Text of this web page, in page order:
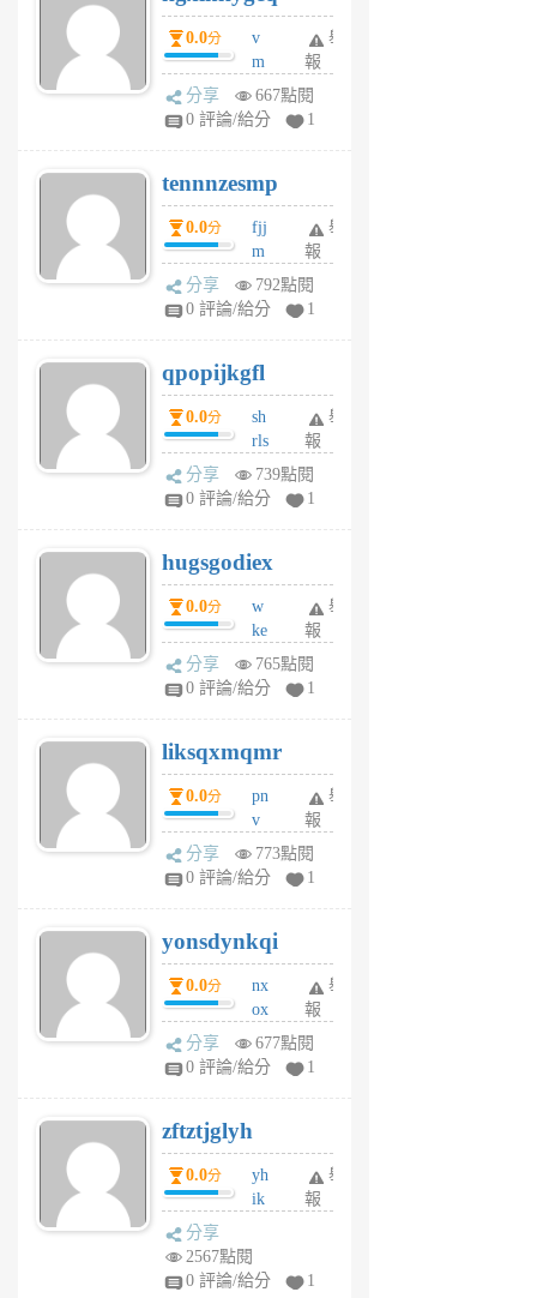
個
月
前
0.0分
v
m
sg
sr
6
個
月
前
舉
報
分享
667點閱
0 評論/給分
1
tennnzesmp
0.0分
fjj
m
w
rs
6
個
月
前
舉
報
分享
792點閱
0 評論/給分
1
qpopijkgfl
0.0分
sh
rls
k
m
6
個
月
前
舉
報
分享
739點閱
0 評論/給分
1
hugsgodiex
0.0分
w
ke
rv
pj
6
個
月
前
舉
報
分享
765點閱
0 評論/給分
1
liksqxmqmr
0.0分
pn
v
wt
sv
6
個
月
前
舉
報
分享
773點閱
0 評論/給分
1
yonsdynkqi
0.0分
nx
ox
rh
pe
月
前
舉
報
分享
677點閱
0 評論/給分
1
zftztjglyh
0.0分
yh
ik
tu
舉
報
分享
2567點閱
0 評論/給分
1